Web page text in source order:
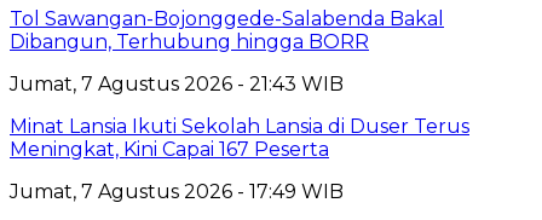
Tol Sawangan-Bojonggede-Salabenda Bakal
Dibangun, Terhubung hingga BORR
Jumat, 7 Agustus 2026 - 21:43 WIB
Minat Lansia Ikuti Sekolah Lansia di Duser Terus
Meningkat, Kini Capai 167 Peserta
Jumat, 7 Agustus 2026 - 17:49 WIB